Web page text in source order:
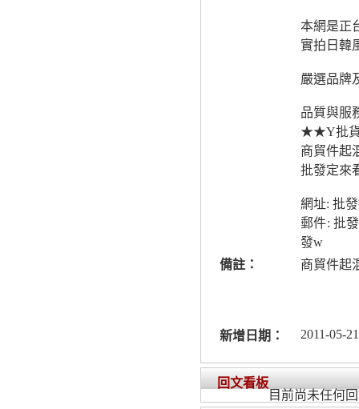
本網是正
實拍日韓
嚴選品牌
品質與服
★★Y批貨
商貿件起
批發定來
網址: 批
郵件: 批
發w
備註：
商貿件起
新增日期： 2011-05-
回文看板
目前尚未任何